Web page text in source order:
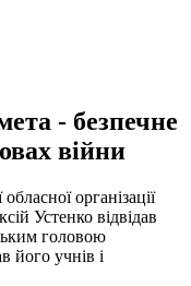
- безпечне
війни
організації
Устенко відвідав
головою
його учнів і